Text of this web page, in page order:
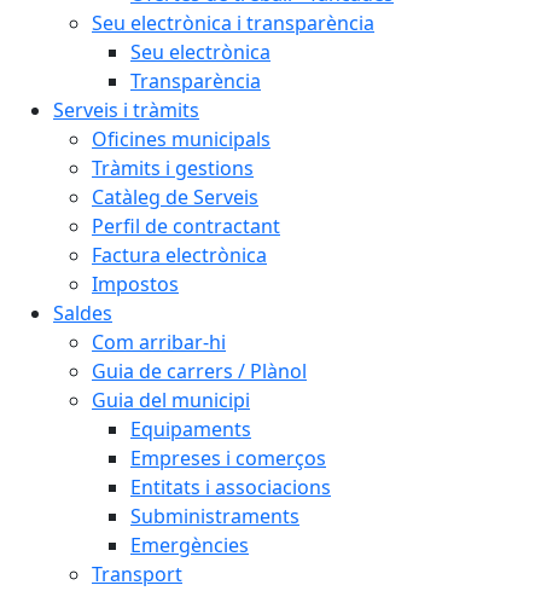
Seu electrònica i transparència
Seu electrònica
Transparència
Serveis i tràmits
Oficines municipals
Tràmits i gestions
Catàleg de Serveis
Perfil de contractant
Factura electrònica
Impostos
Saldes
Com arribar-hi
Guia de carrers / Plànol
Guia del municipi
Equipaments
Empreses i comerços
Entitats i associacions
Subministraments
Emergències
Transport